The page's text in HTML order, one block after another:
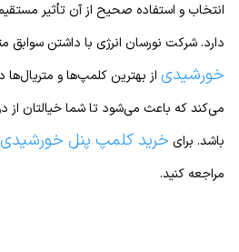
انتخاب و استفاده صحیح از آن تأثیر
دارد. شرکت نورسان انرژی با داشتن سوابق
خورشیدی از بهترین کلمپ‌ها و متریال‌ها
می‌کند که باعث می‌شود تا شما خیالتان از
باشد. برای خرید کلمپ پنل خورشیدی
مراجعه کنید.